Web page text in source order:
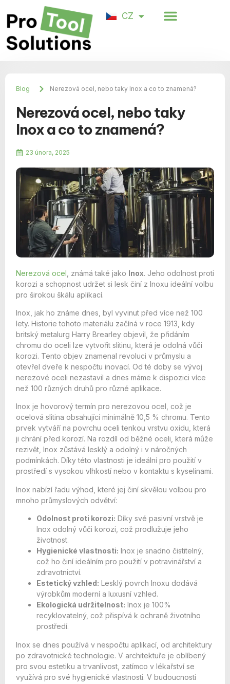
CZ
DE
Blog Nerezová ocel, nebo taky Inox a co to znamená?
Nerezová ocel, nebo taky
Inox a co to znamená?
23 února, 2025
Nerezová ocel , známá také jako Inox. Jeho odolnost proti
korozi a schopnost udržet si lesk činí z Inoxu ideální volbu
pro širokou škálu aplikací.
Inox, jak ho známe dnes, byl vyvinut před více než 100
lety. Historie tohoto materiálu začíná v roce 1913, kdy
britský metalurg Harry Brearley objevil, že přidáním
chromu do oceli lze vytvořit slitinu, která je odolná vůči
korozi. Tento objev znamenal revoluci v průmyslu a
otevřel dveře k nespočtu inovací. Od té doby se vývoj
nerezové oceli nezastavil a dnes máme k dispozici více
než 100 různých druhů pro různé aplikace.
Inox je hovorový termín pro nerezovou ocel, což je
ocelová slitina obsahující minimálně 10,5 % chromu. Tento
prvek vytváří na povrchu oceli tenkou vrstvu oxidu, která
ji chrání před korozí. Na rozdíl od běžné oceli, která může
rezivět, Inox zůstává lesklý a odolný i v náročných
podmínkách. Díky této vlastnosti je ideální pro použití v
prostředí s vysokou vlhkostí nebo v kontaktu s kyselinami.
Inox nabízí řadu výhod, které jej činí skvělou volbou pro
mnoho průmyslových odvětví:
Odolnost proti korozi: Díky své pasivní vrstvě je
Inox odolný vůči korozi, což prodlužuje jeho
životnost.
Hygienické vlastnosti: Inox je snadno čistitelný,
což ho činí ideálním pro použití v potravinářství a
zdravotnictví.
Estetický vzhled: Lesklý povrch Inoxu dodává
výrobkům moderní a luxusní vzhled.
Ekologická udržitelnost: Inox je 100%
recyklovatelný, což přispívá k ochraně životního
prostředí.
Inox se dnes používá v nespočtu aplikací, od architektury
po zdravotnické technologie. V architektuře je oblíbený
pro svou estetiku a trvanlivost, zatímco v lékařství se
využívá pro své hygienické vlastnosti. V budoucnosti